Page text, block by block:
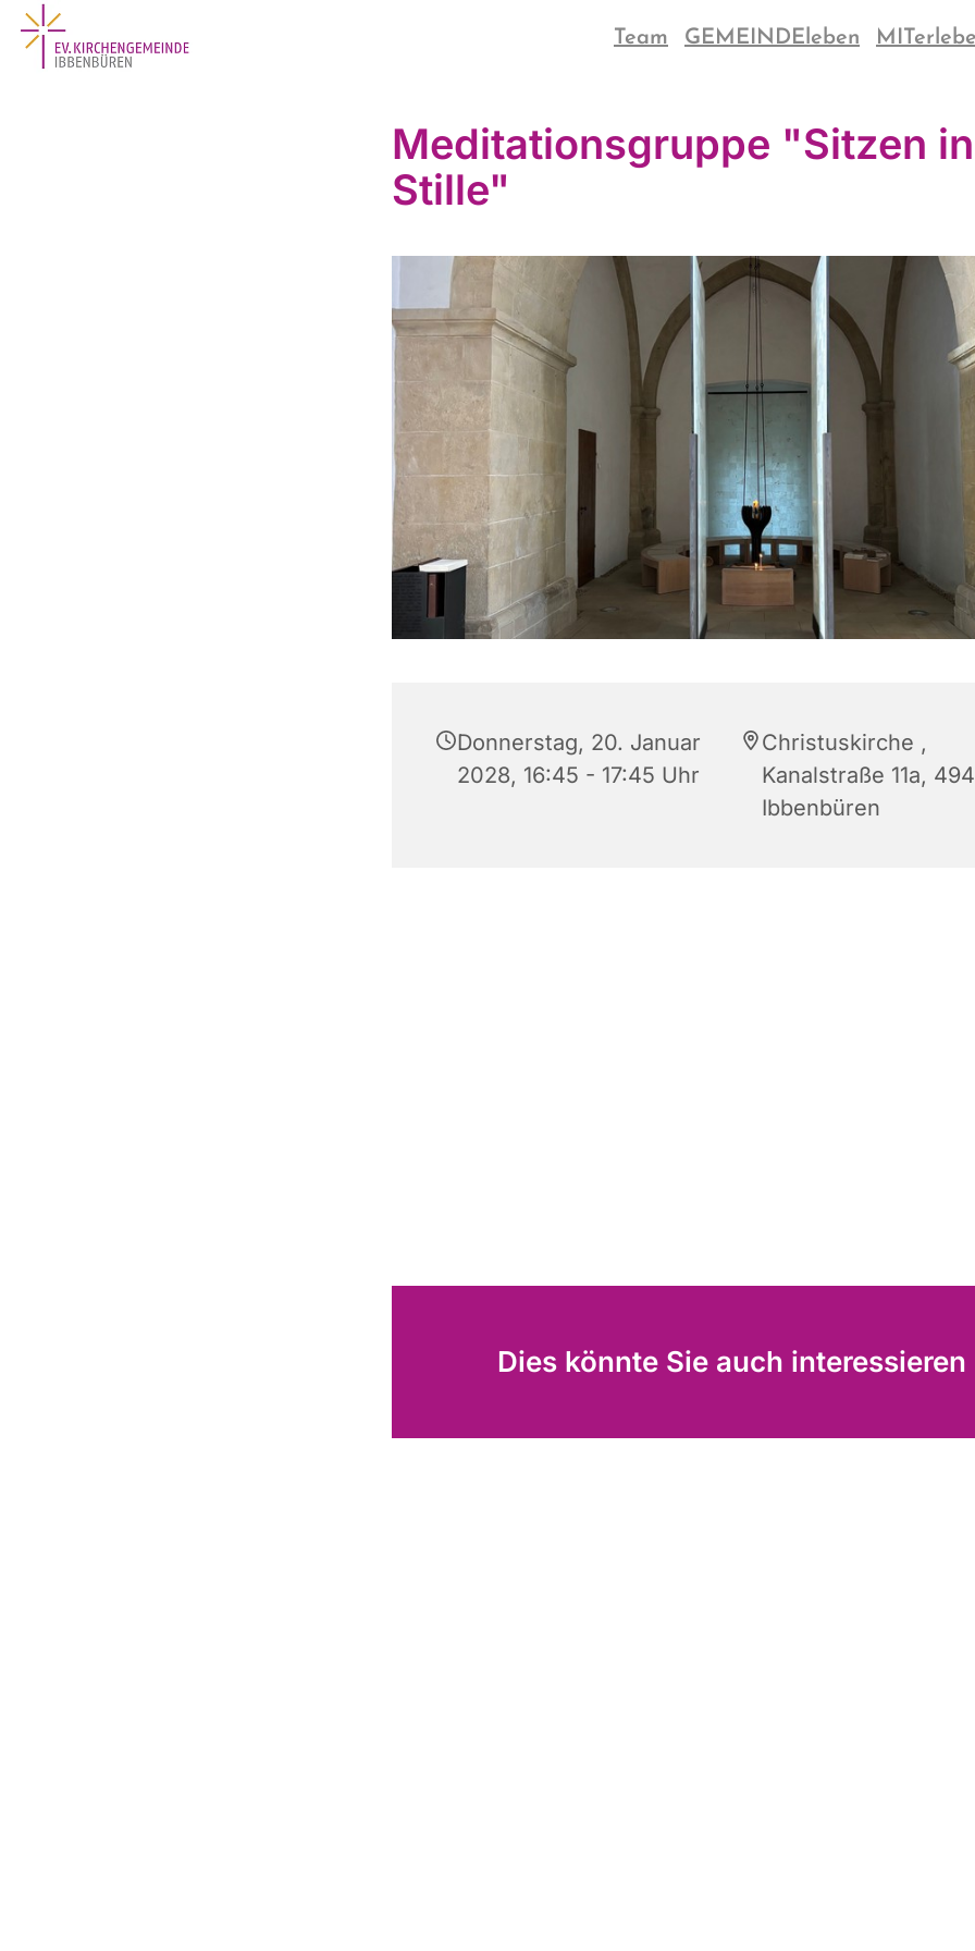
Team GEMEINDEleben
Meditationsgruppe "Sitzen
Stille"
Donnerstag, 20. Januar
2028, 16:45 - 17:45 Uhr
Christuskirche ,
Kanalstraße 11a,
Ibbenbüren
Dies könnte Sie auch interessieren